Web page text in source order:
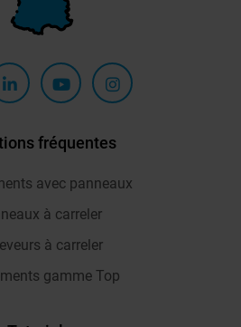
fréquentes
avec panneaux
à carreler
à carreler
gamme Top